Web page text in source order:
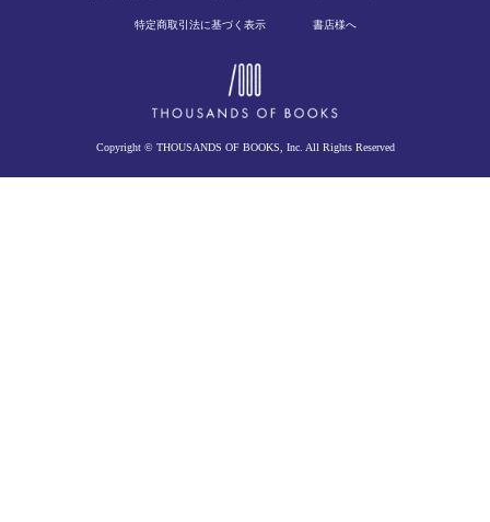
特定商取引法に基づく表示 書店様へ
Copyright © THOUSANDS OF BOOKS, Inc. All Rights Reserved